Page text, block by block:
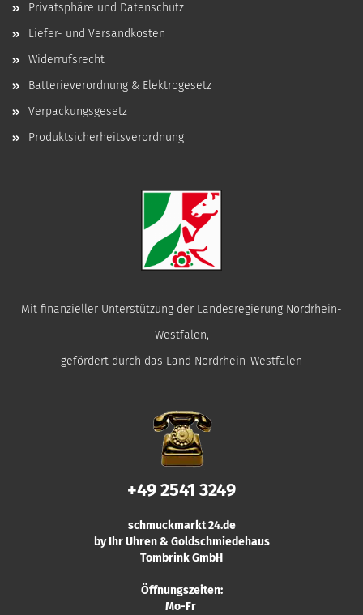
Privatsphäre und Datenschutz
Liefer- und Versandkosten
Widerrufsrecht
Batterieverordnung & Elektrogesetz
Verpackungsgesetz
Produktsicherheitsverordnung
Mit finanzieller Unterstützung der Landesregierung Nordrhein-
Westfalen,
gefördert durch das Land Nordrhein-Westfalen
+49 2541 3249
schmuckmarkt 24.de
by Ihr Uhren & Goldschmiedehaus
Tombrink GmbH
Öffnungszeiten:
Mo-Fr